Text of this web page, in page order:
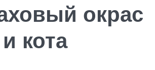
окрас
кота